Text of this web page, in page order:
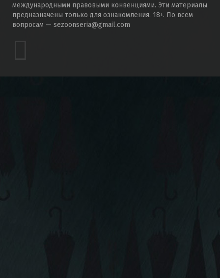
международными правовыми конвенциями. Эти материалы
предназначены только для ознакомления. 18+. По всем
вопросам — sezoonseria@gmail.com